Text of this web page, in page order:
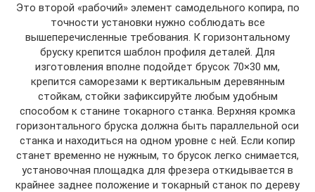
Это второй «рабочий» элемент самодельного копира, по
точности установки нужно соблюдать все
вышеперечисленные требования. К горизонтальному
бруску крепится шаблон профиля деталей. Для
изготовления вполне подойдет брусок 70×30 мм,
крепится саморезами к вертикальным деревянным
стойкам, стойки зафиксируйте любым удобным
способом к станине токарного станка. Верхняя кромка
горизонтального бруска должна быть параллельной оси
станка и находиться на одном уровне с ней. Если копир
станет временно не нужным, то брусок легко снимается,
установочная площадка для фрезера откидывается в
крайнее заднее положение и токарный станок по дереву